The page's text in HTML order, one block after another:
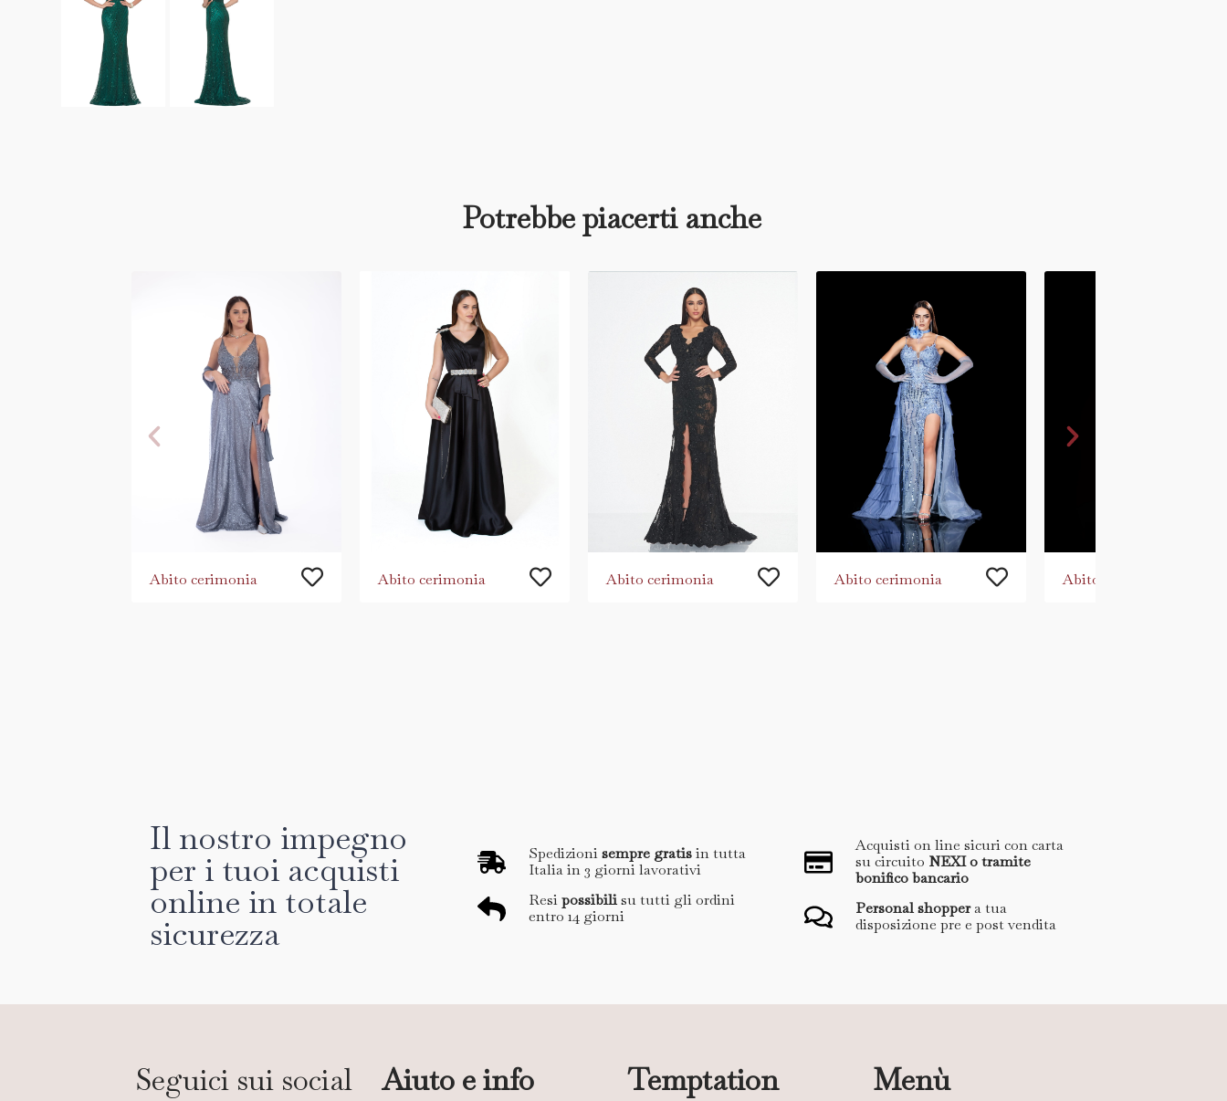
Potrebbe piacerti anche
Abito cerimonia Abito cerimonia Abito cerimonia Abito cerimonia Abito cerimonia
Il nostro impegno
per i tuoi acquisti
online in totale
sicurezza
Spedizionisempre gratisin tutta
Italia in 3 giorni lavorativi
Resipossibilisu tutti gli ordini
entro 14 giorni
Acquisti on line sicuri con carta
su circuito NEXI o tramite
bonifico bancario
Personal shoppera tua
disposizione pre e post vendita
Seguici sui social Aiuto e info Temptation Menù